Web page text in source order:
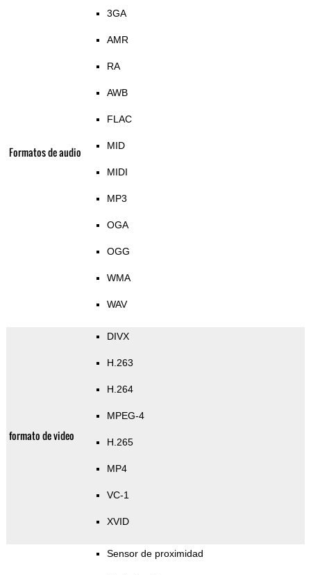
Formatos de audio
3GA
AMR
RA
AWB
FLAC
MID
MIDI
MP3
OGA
OGG
WMA
WAV
formato de video
DIVX
H.263
H.264
MPEG-4
H.265
MP4
VC-1
XVID
Sensor de proximidad